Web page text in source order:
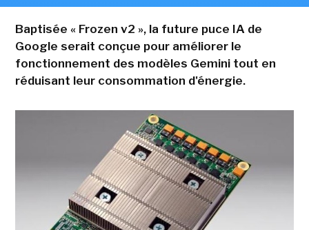
Baptisée « Frozen v2 », la future puce IA de
Google serait conçue pour améliorer le
fonctionnement des modèles Gemini tout en
réduisant leur consommation d'énergie.